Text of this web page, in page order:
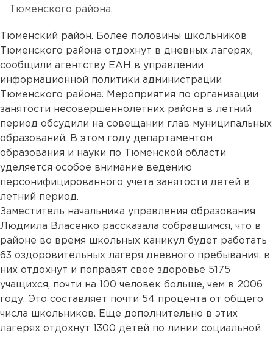
Тюменского района.
Тюменский район. Более половины школьников
Тюменского района отдохнут в дневных лагерях,
сообщили агентству ЕАН в управлении
информационной политики администрации
Тюменского района. Мероприятия по организации
занятости несовершеннолетних района в летний
период обсудили на совещании глав муниципальных
образований. В этом году департаментом
образования и науки по Тюменской области
уделяется особое внимание ведению
персонифицированного учета занятости детей в
летний период.
Заместитель начальника управления образования
Людмила Власенко рассказала собравшимся, что в
районе во время школьных каникул будет работать
63 оздоровительных лагеря дневного пребывания, в
них отдохнут и поправят свое здоровье 5175
учащихся, почти на 100 человек больше, чем в 2006
году. Это составляет почти 54 процента от общего
числа школьников. Еще дополнительно в этих
лагерях отдохнут 1300 детей по линии социальной